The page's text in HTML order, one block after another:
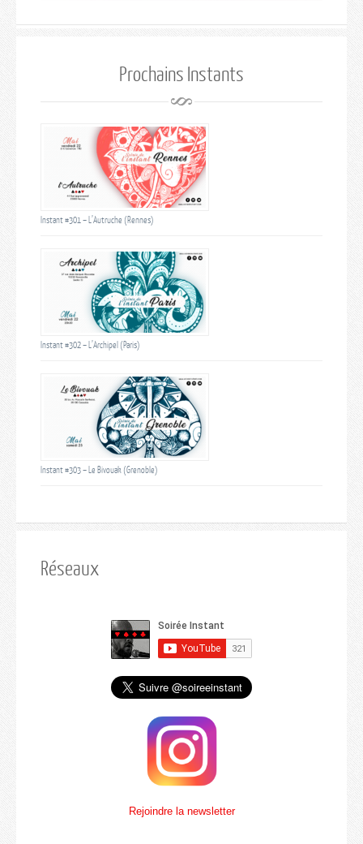
Prochains Instants
Instant #301 – L’Autruche (Rennes)
Instant #302 – L’Archipel (Paris)
Instant #303 – Le Bivouak (Grenoble)
Réseaux
Rejoindre la newsletter